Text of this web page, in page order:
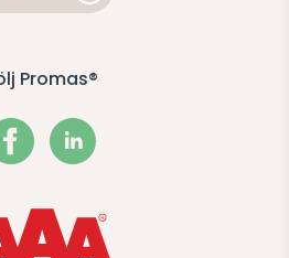
Promas®
Facebook